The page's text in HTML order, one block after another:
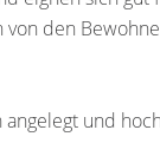
den
und